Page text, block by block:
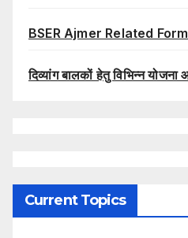
BSER Ajmer Related
दिव्यांग बालकों हेतु विभिन्न
Current Topics